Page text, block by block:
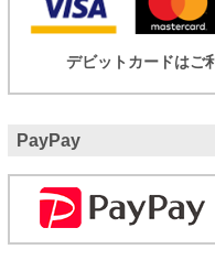
デビットカードはご
PayPay